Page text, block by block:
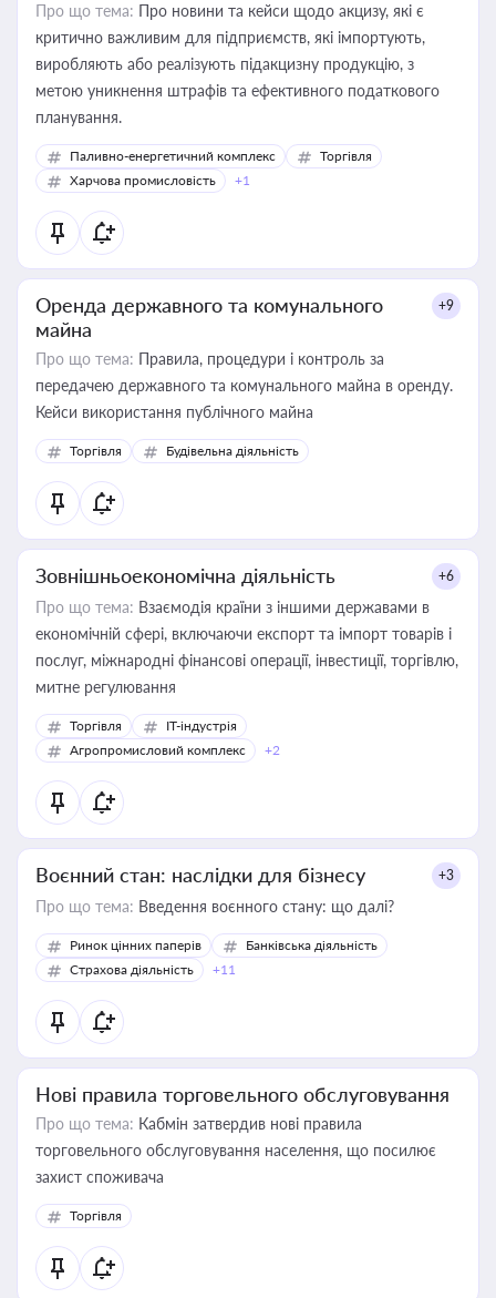
Про що тема: Про новини та кейси щодо акцизу, які є
критично важливим для підприємств, які імпортують,
виробляють або реалізують підакцизну продукцію, з
метою уникнення штрафів та ефективного податкового
планування.
Паливно-енергетичний комплекс
Торгівля
Харчова промисловість
+1
Оренда державного та комунального
майна
+9
Про що тема: Правила, процедури і контроль за
передачею державного та комунального майна в оренду.
Кейси використання публічного майна
Торгівля Будівельна діяльність
Зовнішньоекономічна діяльність +6
Про що тема: Взаємодія країни з іншими державами в
економічній сфері, включаючи експорт та імпорт товарів і
послуг, міжнародні фінансові операції, інвестиції, торгівлю,
митне регулювання
Торгівля
IT-індустрія
Агропромисловий комплекс
+2
Воєнний стан: наслідки для бізнесу +3
Про що тема: Введення воєнного стану: що далі?
Ринок цінних паперів
Банківська діяльність
Страхова діяльність
+11
Нові правила торговельного обслуговування
Про що тема: Кабмін затвердив нові правила
торговельного обслуговування населення, що посилює
захист споживача
Торгівля